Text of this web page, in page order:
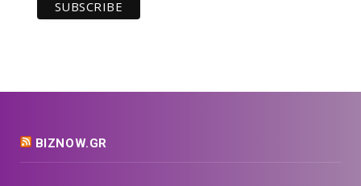
BIZNOW.GR